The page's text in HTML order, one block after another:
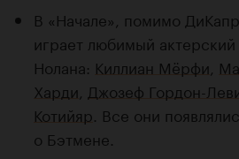
В «Начале», помимо
играет любимый актерский
Нолана: Киллиан Мёрфи
Харди Джозеф Гордон-
Котийяр . Все они
о Бэтмене.